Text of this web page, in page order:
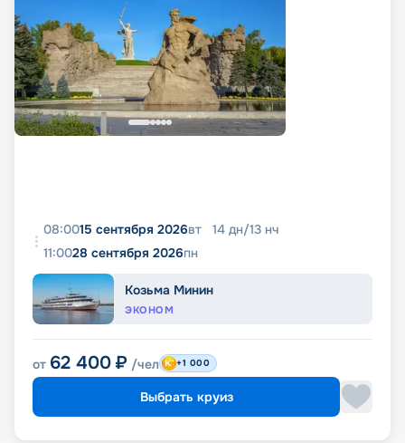
08:0015 сентября 2026вт 14 дн/13 нч
11:0028 сентября 2026пн
Козьма Минин
ЭКОНОМ
от 62 400 ₽ /чел +1 000
Выбрать круиз